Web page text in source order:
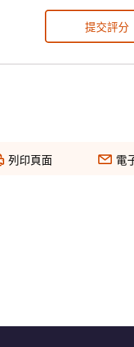
提交評分
列印頁面 電